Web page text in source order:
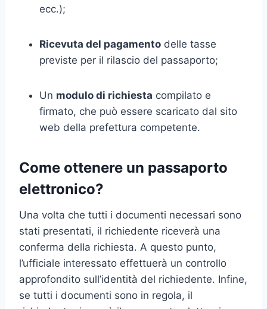
ecc.);
Ricevuta del pagamento delle tasse
previste per il rilascio del passaporto;
Un modulo di richiesta compilato e
firmato, che può essere scaricato dal sito
web della prefettura competente.
Come ottenere un passaporto
elettronico?
Una volta che tutti i documenti necessari sono
stati presentati, il richiedente riceverà una
conferma della richiesta. A questo punto,
l’ufficiale interessato effettuerà un controllo
approfondito sull’identità del richiedente. Infine,
se tutti i documenti sono in regola, il